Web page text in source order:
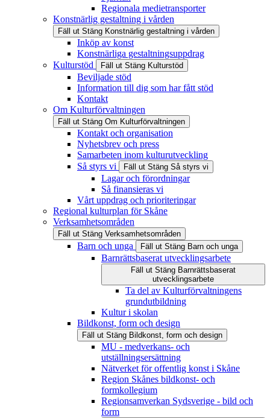
Regionala medietransporter
Konstnärlig gestaltning i vården
Fäll ut Stäng Konstnärlig gestaltning i vården
Inköp av konst
Konstnärliga gestaltningsuppdrag
Kulturstöd
Fäll ut Stäng Kulturstöd
Beviljade stöd
Information till dig som har fått stöd
Kontakt
Om Kulturförvaltningen
Fäll ut Stäng Om Kulturförvaltningen
Kontakt och organisation
Nyhetsbrev och press
Samarbeten inom kulturutveckling
Så styrs vi
Fäll ut Stäng Så styrs vi
Lagar och förordningar
Så finansieras vi
Vårt uppdrag och prioriteringar
Regional kulturplan för Skåne
Verksamhetsområden
Fäll ut Stäng Verksamhetsområden
Barn och unga Fäll ut Stäng Barn och unga
Barnrättsbaserat utvecklingsarbete
Fäll ut Stäng Barnrättsbaserat
utvecklingsarbete
Ta del av Kulturförvaltningens
grundutbildning
Kultur i skolan
Bildkonst, form och design
Fäll ut Stäng Bildkonst, form och design
MU - medverkans- och
utställningsersättning
Nätverket för offentlig konst i Skåne
Region Skånes bildkonst- och
formkollegium
Regionsamverkan Sydsverige - bild och
form